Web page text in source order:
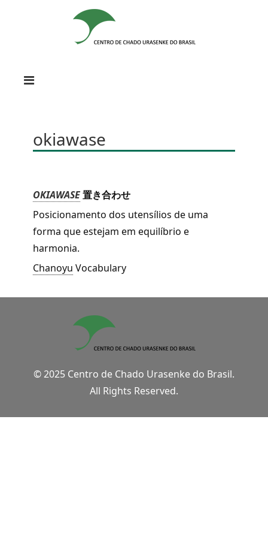
okiawase
OKIAWASE置き合わせ
Posicionamento dos utensílios de uma
forma que estejam em equilíbrio e
harmonia.
Chanoyu Vocabulary
© 2025 Centro de Chado Urasenke do Brasil.
All Rights Reserved.